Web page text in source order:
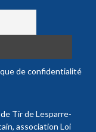
de confidentialité
Tir de Lesparre-
association Loi